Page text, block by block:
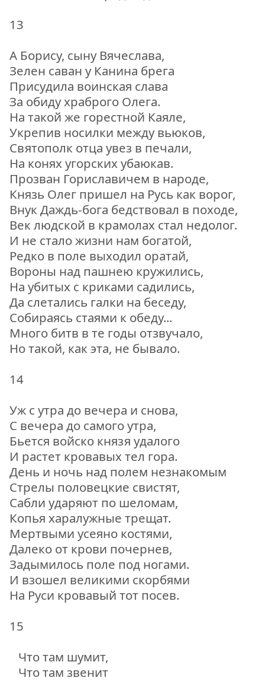
13
А Борису, сыну Вячеслава,
Зелен саван у Канина брега
Присудила воинская слава
За обиду храброго Олега.
На такой же горестной Каяле,
Укрепив носилки между вьюков,
Святополк отца увез в печали,
На конях угорских убаюкав.
Прозван Гориславичем в народе,
Князь Олег пришел на Русь как ворог,
Внук Даждь-бога бедствовал в походе,
Век людской в крамолах стал недолог.
И не стало жизни нам богатой,
Редко в поле выходил оратай,
Вороны над пашнею кружились,
На убитых с криками садились,
Да слетались галки на беседу,
Собираясь стаями к обеду...
Много битв в те годы отзвучало,
Но такой, как эта, не бывало.
14
Уж с утра до вечера и снова,
С вечера до самого утра,
Бьется войско князя удалого
И растет кровавых тел гора.
День и ночь над полем незнакомым
Стрелы половецкие свистят,
Сабли ударяют по шеломам,
Копья харалужные трещат.
Мертвыми усеяно костями,
Далеко от крови почернев,
Задымилось поле под ногами.
И взошел великими скорбями
На Руси кровавый тот посев.
15
Что там шумит,
Что там звенит